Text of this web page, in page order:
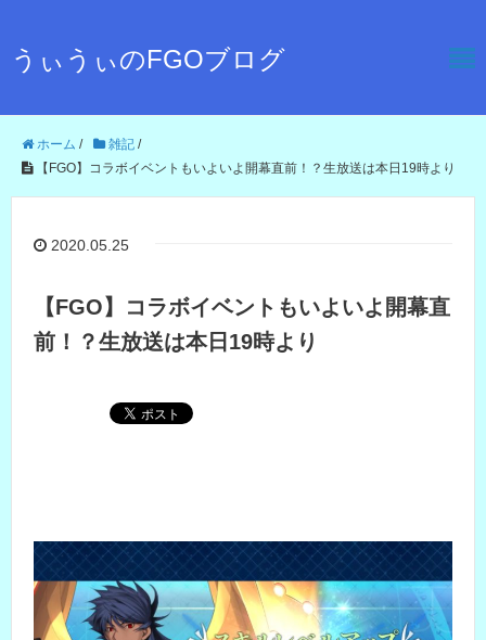
うぃうぃのFGOブログ
ホーム / 雑記 /
【FGO】コラボイベントもいよいよ開幕直前！？生放送は本日19時より
2020.05.25
【FGO】コラボイベントもいよいよ開幕直
前！？生放送は本日19時より